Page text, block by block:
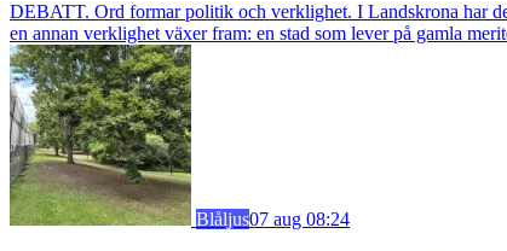
DEBATT. Ord formar politik och verklighet. I Landskrona har
en annan verklighet växer fram: en stad som lever på gamla
Blåljus07 aug 08:24